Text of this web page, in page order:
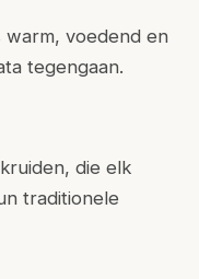
warm, voedend en
tegengaan.
die elk
traditionele